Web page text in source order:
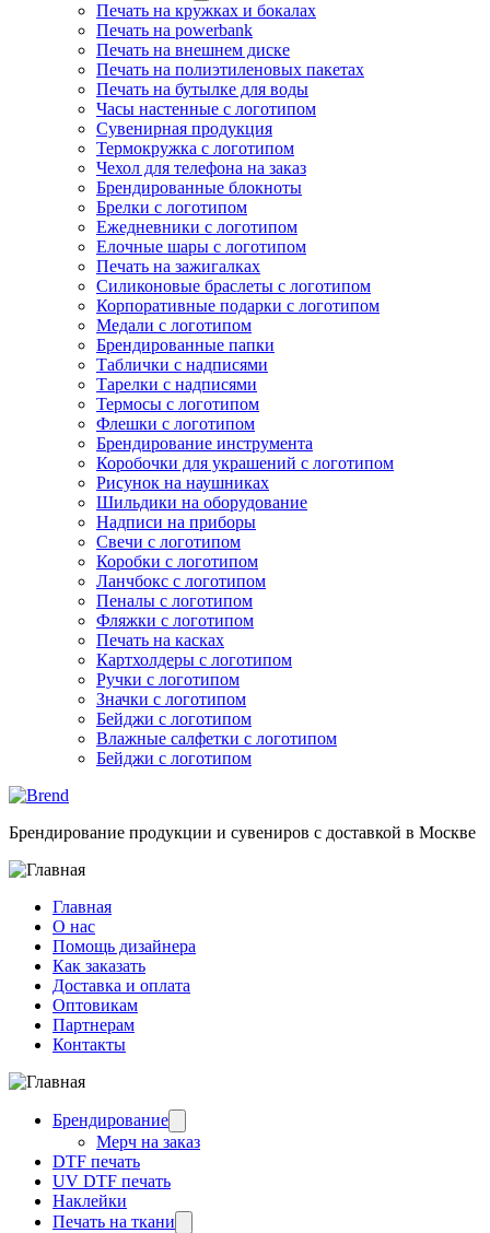
Печать на кружках и бокалах
Печать на powerbank
Печать на внешнем диске
Печать на полиэтиленовых пакетах
Печать на бутылке для воды
Часы настенные с логотипом
Сувенирная продукция
Термокружка с логотипом
Чехол для телефона на заказ
Брендированные блокноты
Брелки с логотипом
Ежедневники с логотипом
Елочные шары с логотипом
Печать на зажигалках
Силиконовые браслеты с логотипом
Корпоративные подарки с логотипом
Медали с логотипом
Брендированные папки
Таблички с надписями
Тарелки с надписями
Термосы с логотипом
Флешки с логотипом
Брендирование инструмента
Коробочки для украшений с логотипом
Рисунок на наушниках
Шильдики на оборудование
Надписи на приборы
Свечи с логотипом
Коробки с логотипом
Ланчбокс с логотипом
Пеналы с логотипом
Фляжки с логотипом
Печать на касках
Картхолдеры с логотипом
Ручки с логотипом
Значки с логотипом
Бейджи с логотипом
Влажные салфетки с логотипом
Бейджи с логотипом
Брендирование продукции и сувениров с доставкой в Москве
Главная
О нас
Помощь дизайнера
Как заказать
Доставка и оплата
Оптовикам
Партнерам
Контакты
Брендирование
Мерч на заказ
DTF печать
UV DTF печать
Наклейки
Печать на ткани